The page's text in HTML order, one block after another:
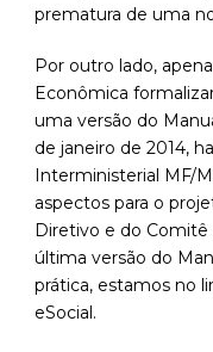
prematura de uma
Por outro lado,
Econômica
uma versão do
de janeiro de 2014,
Interministerial MF/
aspectos para o
Diretivo e do
última versão do
prática, estamos no
eSocial.